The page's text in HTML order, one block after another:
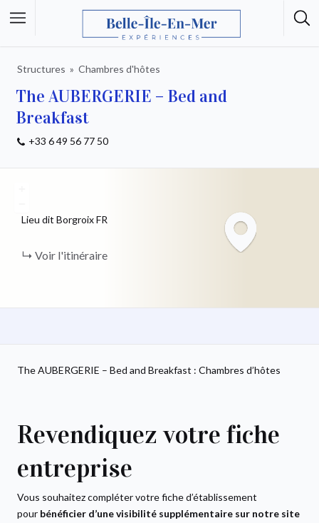
Structures Chambres d'hôtes
The AUBERGERIE – Bed and
Breakfast
+33 6 49 56 77 50
Lieu dit BorgroixFR
Voir l'itinéraire
The AUBERGERIE – Bed and Breakfast : Chambres d’hôtes
Revendiquez votre fiche
entreprise
Vous souhaitez compléter votre fiche d’établissement
pour bénéficier d’une visibilité supplémentaire sur notre site